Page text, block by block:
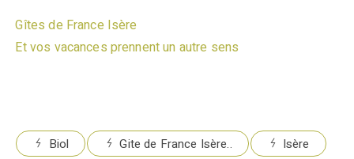
Gîtes de France Isère
Et vos vacances prennent un autre sens
Biol Gite de France Isère..
Isère